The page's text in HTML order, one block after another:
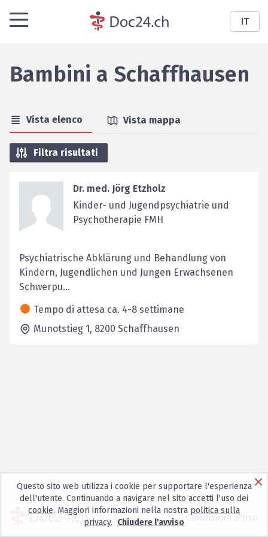
IT
Bambini a Schaffhausen
Vista elenco Vista mappa
Filtra risultati
Dr. med. Jörg Etzholz
Kinder- und Jugendpsychiatrie und
Psychotherapie FMH
Psychiatrische Abklärung und Behandlung von
Kindern, Jugendlichen und Jungen Erwachsenen
Schwerpu...
Tempo di attesa ca. 4-8 settimane
Munotstieg 1, 8200 Schaffhausen
Condizioni d'uso
Questo sito web utilizza i cookie per supportare l'esperienza
dell'utente. Continuando a navigare nel sito accetti l'uso dei
cookie. Maggiori informazioni nella nostra politica sulla
privacy. Chiudere l'avviso